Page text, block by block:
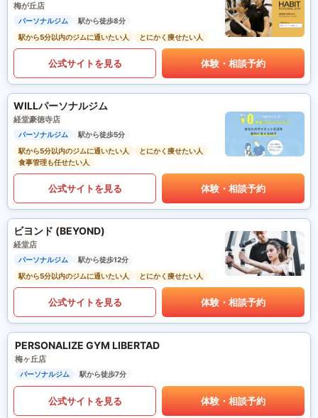
梅が丘店
パーソナルジム
駅から徒歩8分
駅から5分以内のジムに通いたい人
とにかく痩せたい人
公式サイトを見る 体験・相談予約
WILLパーソナルジム
経堂豪徳寺店
パーソナルジム
駅から徒歩5分
駅から5分以内のジムに通いたい人
とにかく痩せたい人
食事管理も任せたい人
公式サイトを見る 体験・相談予約
ビヨンド (BEYOND)
経堂店
パーソナルジム
駅から徒歩12分
駅から5分以内のジムに通いたい人
とにかく痩せたい人
公式サイトを見る 体験・相談予約
PERSONALIZE GYM LIBERTAD
梅ヶ丘店
パーソナルジム 駅から徒歩7分
公式サイトを見る 体験・相談予約